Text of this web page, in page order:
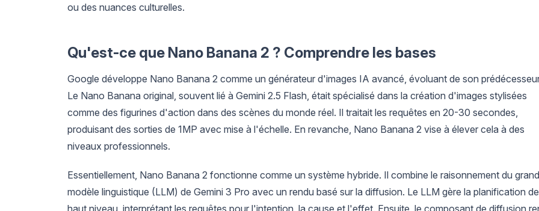
ou des nuances culturelles.
Qu'est-ce que Nano Banana 2 ? Comprendre les bases
Google développe Nano Banana 2 comme un générateur d'images IA avancé, évoluant de son
Le Nano Banana original, souvent lié à Gemini 2.5 Flash, était spécialisé dans la création d'images stylisées
comme des figurines d'action dans des scènes du monde réel. Il traitait les requêtes en 20-30 secondes,
produisant des sorties de 1MP avec mise à l'échelle. En revanche, Nano Banana 2 vise à élever cela à des
niveaux professionnels.
Essentiellement, Nano Banana 2 fonctionne comme un système hybride. Il combine le raisonnement du grand
modèle linguistique (LLM) de Gemini 3 Pro avec un rendu basé sur la diffusion. Le LLM gère la planification de
haut niveau, interprétant les requêtes pour l'intention, la cause et l'effet. Ensuite, le composant de diffusion